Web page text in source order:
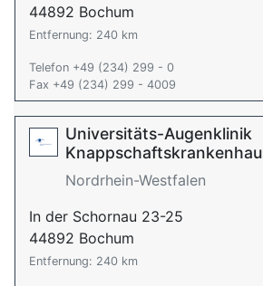
44892 Bochum
Entfernung: 240 km
Telefon +49 (234) 299 - 0
Fax +49 (234) 299 - 4009
Universitäts-Augenklinik
Nordrhein-Westfalen
In der Schornau 23-25
44892 Bochum
Entfernung: 240 km